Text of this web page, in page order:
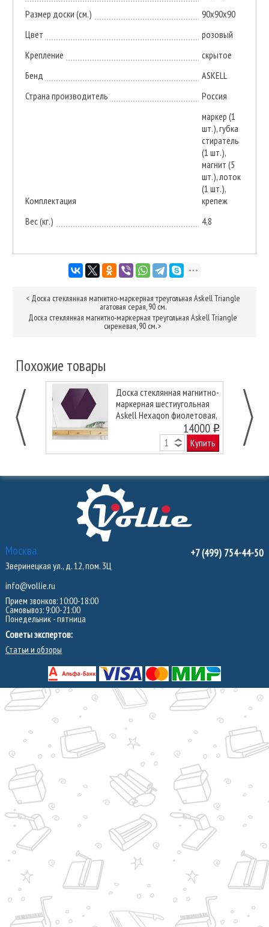
Размер доски (см.)
90х90х90
Цвет
розовый
Крепление
скрытое
Бенд
ASKELL
Страна производитель
Россия
Комплектация
маркер (1
шт.), губка
стиратель
(1 шт.),
магнит (5
шт.), лоток
(1 шт.),
крепеж
Вес (кг.)
4,8
< Доска стеклянная магнитно-маркерная треугольная Askell Triangle
агатовая серая, 90 см.
Доска стеклянная магнитно-маркерная треугольная Askell Triangle
сиреневая, 90 см.>
Похожие товары
Доска стеклянная магнитно-
маркерная шестиугольная
Askell Hexagon фиолетовая,
14000 o
Купить
Москва
Зверинецкая ул., д. 12, пом. 3Ц
info@vollie.ru
Прием звонков: 10:00-18:00
Самовывоз: 9:00-21:00
Понедельник - пятница
Советы экспертов:
Статьи и обзоры
+7 (499) 754-44-50